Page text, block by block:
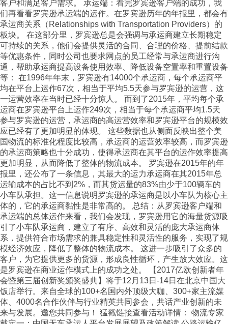
客户和满足客户需求。 承运端：看完罗宾逊客户端的成功，我
们再看看罗宾逊承运端的运作。在罗宾逊历年的年报里，都会有
承运商关系（Relationships with Transportation Providers）的
板块。 在这部分里，罗宾逊总是会强调与承运商建立长期稳定
可持续的关系，他们会提供灵活的合同、合理的价格、提前结款
等优惠条件，同时公司也要求网点的员工经常与承运商进行沟
通，帮助承运商提高设备使用效率、降低设备空置率和重置设备
等： 在1996年年末，罗宾逊有14000个承运商，每个承运商平
均在平台上运作67次，相当于平均5.5天参与罗宾逊的运营，这
一运营效率在当时已经十分惊人。 而到了2015年，平均每个承
运商在罗宾逊平台上运作249次，相当于每个承运商平均1.5天
参与罗宾逊的运营，承运商的高运营效率和罗宾逊平台的规模效
应已经有了更加明显的体现。 这些数据也从侧面反映出整个美
国物流的标准化程度比较高，承运商的运营效率较高，而罗宾逊
的承运商策略也十分成功，使得承运商在其平台的运作效率提高
更加明显，从而降低了整体的物流成本。 罗宾逊在2015年的年
报里，还公布了一条信息，其最大的运力承运商在其2015年总
运输成本的占比不到2%，而其货运量的83%由少于100辆车的
小车队承担。这一信息说明罗宾逊的承运商是以小车队为核心主
体的，它的承运商黏性是非常高的。 总结：从罗宾逊客户端和
承运端的总体运作来看，我们会发现，罗宾逊用它的海量货源吸
引了小车队承运商，建立了有序、高效和灵活的庞大承运商体
系，提供符合市场需求的兼具稳定性和灵活性的服务，实现了规
模经济效应，降低了整体的物流成本。 这进一步吸引了众多的
客户，为它提供更多的货源，形成良性循环，产生放大效应。这
是罗宾逊在商业运作模式上的成功之处。 【2017亿欧创新者年
会暨第三届创新奖颁奖盛典】将于12月13日-14日在北京中国大
饭店举行。来自全球的100+名国内外顶级大咖、300+家主流媒
体、4000名合作伙伴与行业精英共同参会，共话产业创新的未
来与发展。邀您共同参与！ 猛戳链接查看活动详情： 物流专家